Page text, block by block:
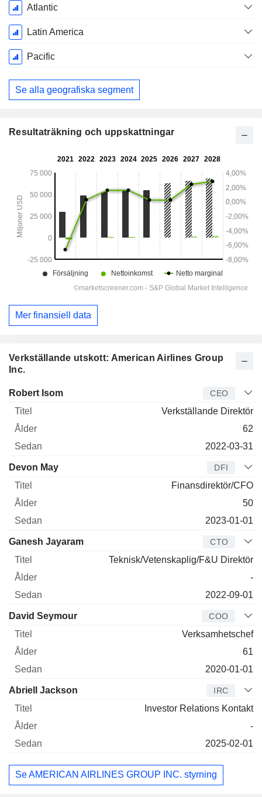
Atlantic
Latin America
Pacific
Se alla geografiska segment
Verkställande utskott: American Airlines Group
Inc.
Verkställande
Robert Isom CEO
Verkställande Direktör
62
2022-03-31
Devon May DFI
Finansdirektör/CFO
50
2023-01-01
Ganesh Jayaram CTO
Teknisk/Vetenskaplig/F&U Direktör
-
2022-09-01
David Seymour COO
Verksamhetschef
61
2020-01-01
Abriell Jackson IRC
Investor Relations Kontakt
-
2025-02-01
Se AMERICAN AIRLINES GROUP INC. styrning
Resultaträkning och uppskattningar
Mer finansiell data